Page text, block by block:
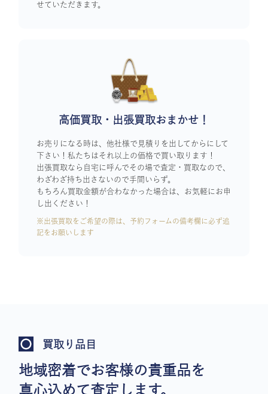
せていただきます。
高価買取・出張買取おまかせ！
お売りになる時は、他社様で見積りを出してからにして
下さい！私たちはそれ以上の価格で買い取ります！
出張買取なら自宅に呼んでその場で査定・買取なので、
わざわざ持ち出さないので手間いらず。
もちろん買取金額が合わなかった場合は、お気軽にお申
し出ください！
※出張買取をご希望の際は、予約フォームの備考欄に必ず追
記をお願いします
買取り品目
地域密着でお客様の貴重品を
真心込めて査定します。